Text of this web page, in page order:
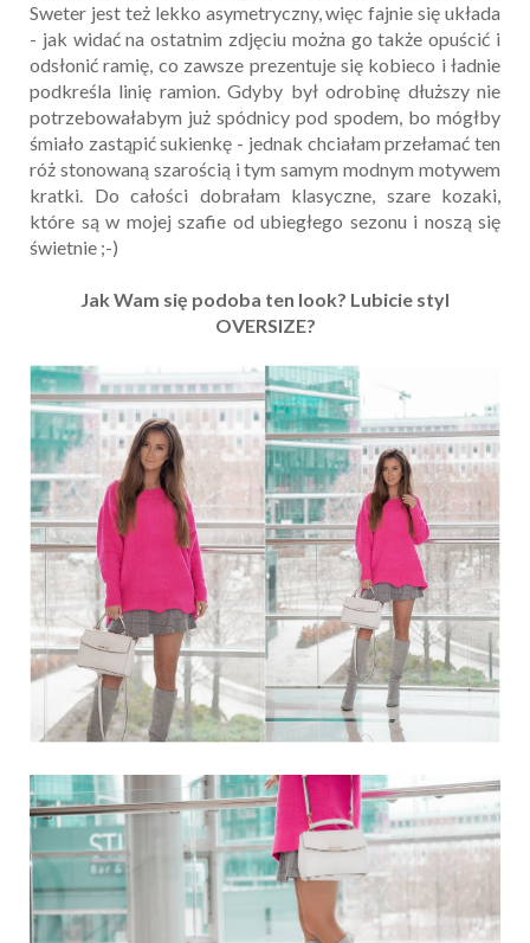
Sweter jest też lekko asymetryczny, więc fajnie się układa
- jak widać na ostatnim zdjęciu można go także opuścić i
odsłonić ramię, co zawsze prezentuje się kobieco i ładnie
podkreśla linię ramion. Gdyby był odrobinę dłuższy nie
potrzebowałabym już spódnicy pod spodem, bo mógłby
śmiało zastąpić sukienkę - jednak chciałam przełamać ten
róż stonowaną szarością i tym samym modnym motywem
kratki. Do całości dobrałam klasyczne, szare kozaki,
które są w mojej szafie od ubiegłego sezonu i noszą się
świetnie ;-)
Jak Wam się podoba ten look? Lubicie styl
OVERSIZE?